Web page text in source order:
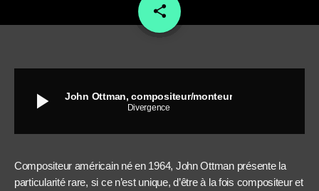
share
email
play_arrow John Ottman, compositeur/monteur
Divergence
Compositeur américain né en 1964, John Ottman présente la
particularité rare, si ce n’est unique, d’être à la fois compositeur et